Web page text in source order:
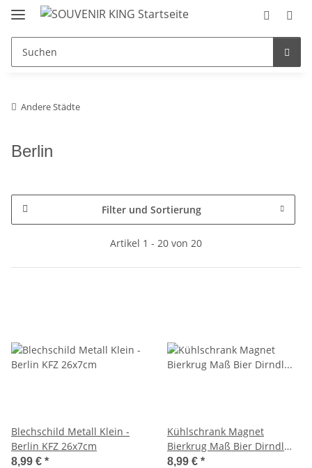
Andere Städte
Berlin
Filter und Sortierung
Artikel 1 - 20 von 20
Blechschild Metall Klein -
Berlin KFZ 26x7cm
8,99 € *
Kühlschrank Magnet
Bierkrug Maß Bier Dirndl
Busen Deutschland - Berlin
8,99 € *